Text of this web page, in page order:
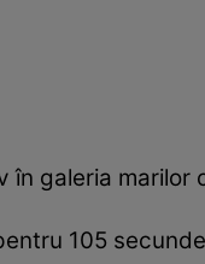
galeria marilor
105